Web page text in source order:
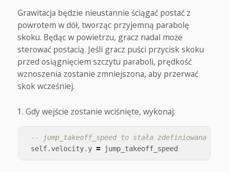
Grawitacja będzie nieustannie ściągać postać z
powrotem w dół, tworząc przyjemną parabolę
skoku. Będąc w powietrzu, gracz nadal może
sterować postacią. Jeśli gracz puści przycisk skoku
przed osiągnięciem szczytu paraboli, prędkość
wznoszenia zostanie zmniejszona, aby przerwać
skok wcześniej.
Gdy wejście zostanie wciśnięte, wykonaj:
-- jump_takeoff_speed to stała zdefiniowana w
self.velocity. y = jump_takeoff_speed